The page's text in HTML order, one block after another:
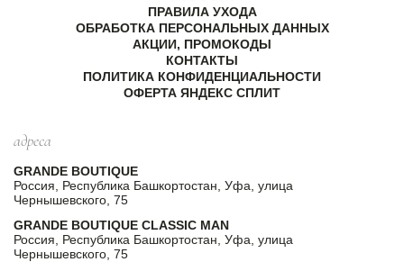
ПРАВИЛА УХОДА
ОБРАБОТКА ПЕРСОНАЛЬНЫХ ДАННЫХ
АКЦИИ, ПРОМОКОДЫ
КОНТАКТЫ
ПОЛИТИКА КОНФИДЕНЦИАЛЬНОСТИ
ОФЕРТА ЯНДЕКС СПЛИТ
адреса
GRANDE BOUTIQUE
Россия, Республика Башкортостан, Уфа, улица
Чернышевского, 75
GRANDE BOUTIQUE CLASSIC MAN
Россия, Республика Башкортостан, Уфа, улица
Чернышевского, 75